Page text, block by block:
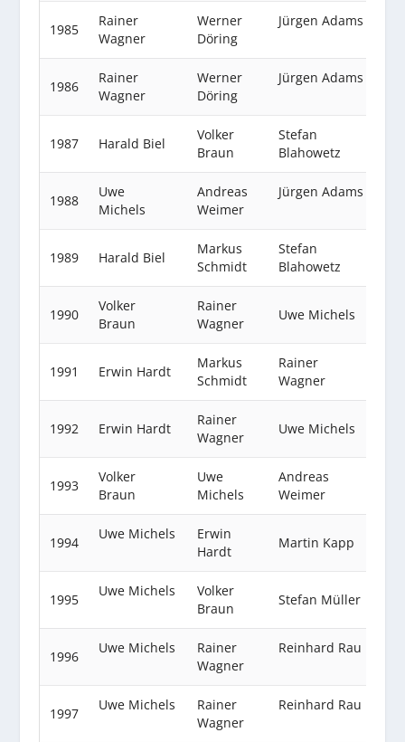
1985
Rainer
Wagner
Werner
Döring
Jürgen Adams
1986
Rainer
Wagner
Werner
Döring
Jürgen Adams
1987 Harald Biel
Volker
Braun
Stefan
Blahowetz
1988
Uwe
Michels
Andreas
Weimer
Jürgen Adams
1989 Harald Biel
Markus
Schmidt
Stefan
Blahowetz
1990
Volker
Braun
Rainer
Wagner
Uwe Michels
1991 Erwin Hardt
Markus
Schmidt
Rainer
Wagner
1992 Erwin Hardt
Rainer
Wagner
Uwe Michels
1993
Volker
Braun
Uwe
Michels
Andreas
Weimer
1994
Uwe Michels
Erwin
Hardt
Martin Kapp
1995
Uwe Michels
Volker
Braun
Stefan Müller
1996
Uwe Michels
Rainer
Wagner
Reinhard Rau
1997
Uwe Michels
Rainer
Wagner
Reinhard Rau